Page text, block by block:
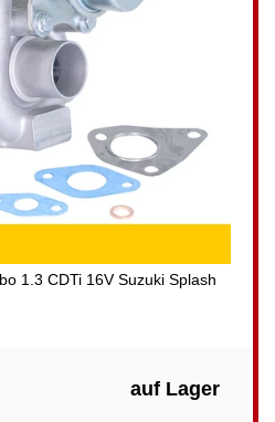
1.3 CDTi 16V Suzuki Splash
auf Lager